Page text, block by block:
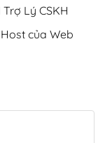
Lý CSKH
của Web